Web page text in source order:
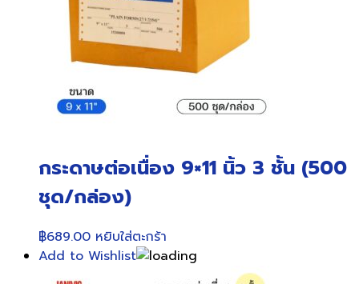
กระดาษต่อเนื่อง 9×11 นิ้ว 3 ชั้น (500
ชุด/กล่อง)
฿689.00 หยิบใส่ตะกร้า
Add to Wishlist